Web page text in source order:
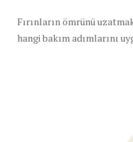
Fırınların ömrünü
hangi bakım adımlarını